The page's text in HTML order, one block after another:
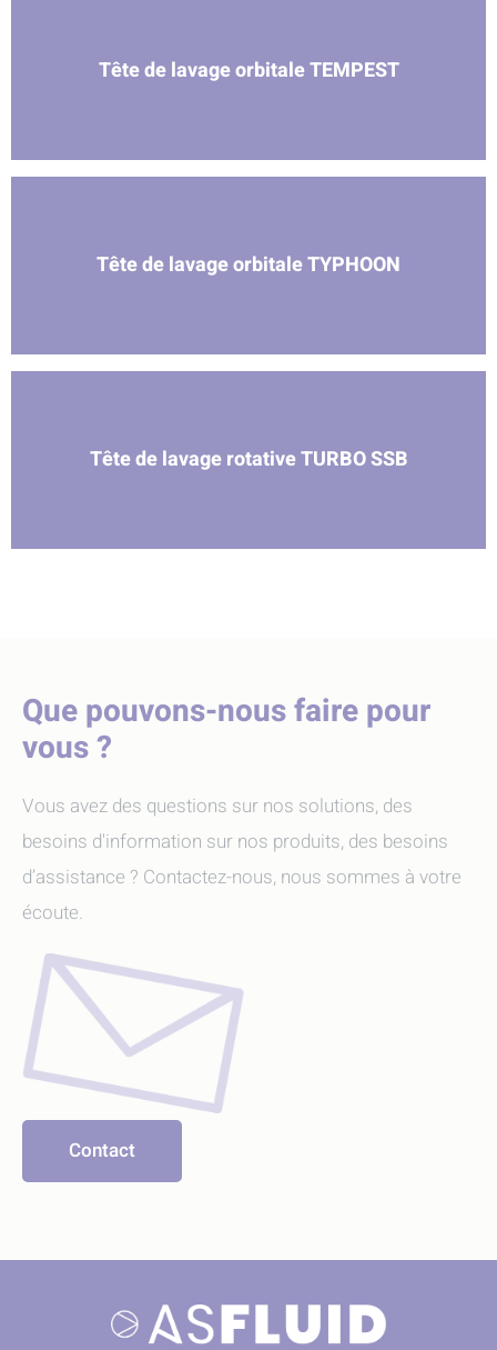
Tête de lavage orbitale TEMPEST
Tête de lavage orbitale TYPHOON
Tête de lavage rotative TURBO SSB
Que pouvons-nous faire pour
vous ?
Vous avez des questions sur nos solutions, des
besoins d'information sur nos produits, des besoins
d’assistance ? Contactez-nous, nous sommes à votre
écoute.
Contact